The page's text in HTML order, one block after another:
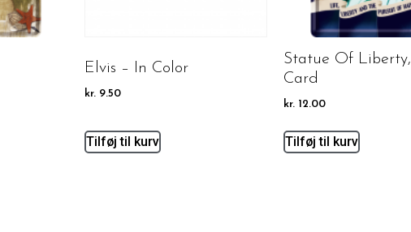
Elvis – In Color
kr. 9.50
Tilføj til kurv
Statue Of
Card
kr. 12.00
Tilføj til kurv